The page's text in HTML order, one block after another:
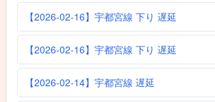
【2026-02-16】宇都宮線 下り 遅延
【2026-02-16】宇都宮線 下り 遅延
【2026-02-14】宇都宮線 遅延